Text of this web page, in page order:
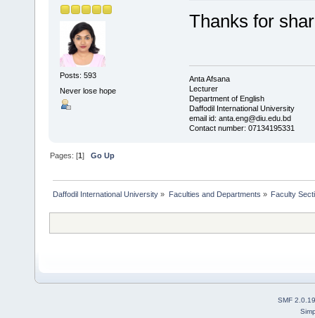
Posts: 593
Never lose hope
Thanks for
Anta Afsana
Lecturer
Department of English
Daffodil International University
email id: anta.eng@diu.edu.bd
Contact number: 07134195331
Pages: [1]Go Up
Daffodil International University » Faculties and Departments » Faculty
SMF 2.0.19